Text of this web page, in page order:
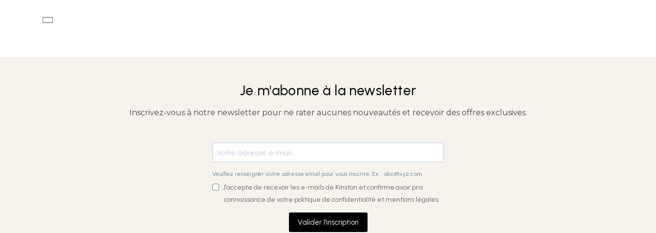
Je m'abonne à la newsletter
Inscrivez-vous à notre newsletter pour ne rater aucunes nouveautés et recevoir des offres exclusives.
Veuillez renseigner votre adresse email pour vous inscrire. Ex. : abc@xyz.com
J'accepte de recevoir les e-mails de Kinston et confirme avoir pris
connaissance de votre politique de confidentialité et mentions légales.
Valider l'inscription